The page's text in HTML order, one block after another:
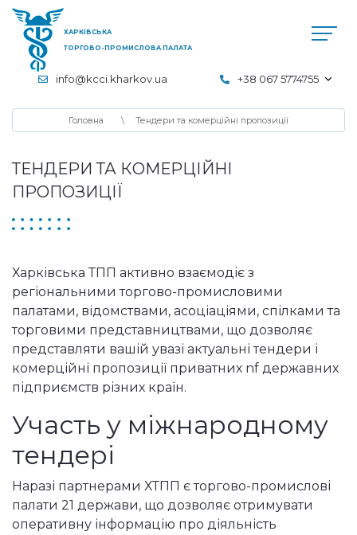
ХАРКІВСЬКА
ТОРГОВО-ПРОМИСЛОВА ПАЛАТА
info@kcci.kharkov.ua +38 067 5774755
Головна Тендери та комерційні пропозиції
ТЕНДЕРИ ТА КОМЕРЦІЙНІ
ПРОПОЗИЦІЇ
Харківська ТПП активно взаємодіє з
регіональними торгово-промисловими
палатами, відомствами, асоціаціями, спілками та
торговими представництвами, що дозволяє
представляти вашій увазі актуальні тендери і
комерційні пропозиції приватних nf державних
підприємств різних країн.
Участь у міжнародному
тендері
Наразі партнерами ХТПП є торгово-промислові
палати 21 держави, що дозволяє отримувати
оперативну інформацію про діяльність